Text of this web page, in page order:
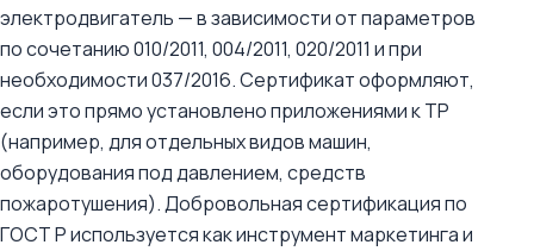
электродвигатель — в зависимости от параметров
по сочетанию 010/2011, 004/2011, 020/2011 и при
необходимости 037/2016. Сертификат оформляют,
если это прямо установлено приложениями к ТР
(например, для отдельных видов машин,
оборудования под давлением, средств
пожаротушения). Добровольная сертификация по
ГОСТ Р используется как инструмент маркетинга и